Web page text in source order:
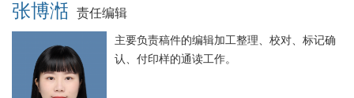
张博湉 责任编辑
主要负责稿件的编辑加工整理、校对、标记确
认、付印样的通读工作。